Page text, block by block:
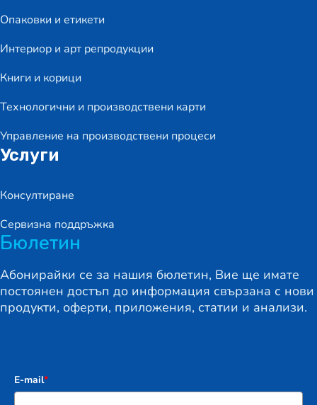
Опаковки и етикети
Интериор и арт репродукции
Книги и корици
Технологични и производствени карти
Управление на производствени процеси
Услуги
Консултиране
Сервизна поддръжка
Бюлетин
Абонирайки се за нашия бюлетин, Вие ще имате
постоянен достъп до информация свързана с нови
продукти, оферти, приложения, статии и анализи.
E-mail*